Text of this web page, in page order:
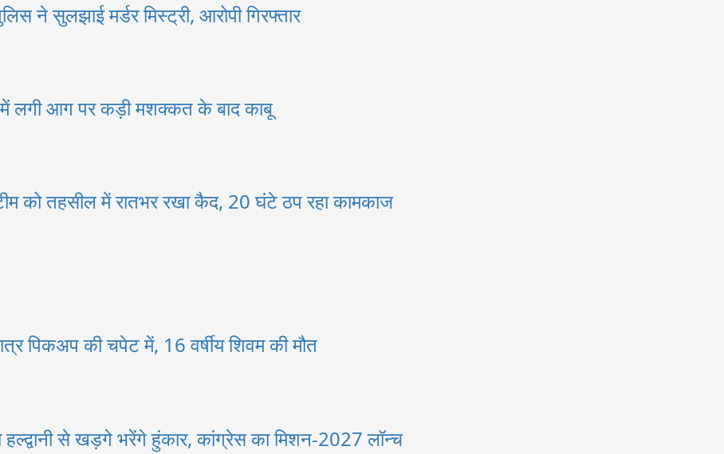
ने सुलझाई मर्डर मिस्ट्री, आरोपी गिरफ्तार
लगी आग पर कड़ी मशक्कत के बाद काबू
को तहसील में रातभर रखा कैद, 20 घंटे ठप रहा कामकाज
पिकअप की चपेट में, 16 वर्षीय शिवम की मौत
से खड़गे भरेंगे हुंकार, कांग्रेस का मिशन-2027 लॉन्च